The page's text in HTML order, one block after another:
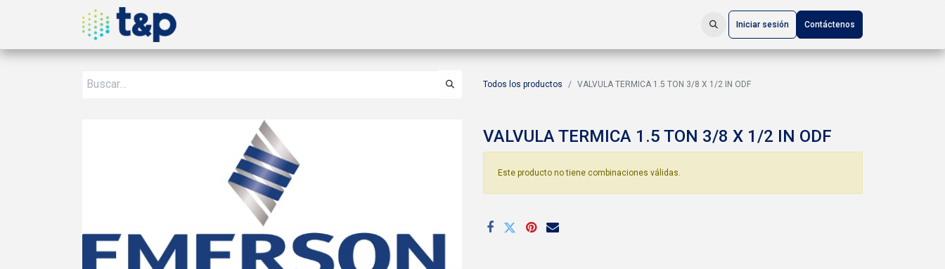
Iniciar sesión Contáctenos
Todos los productos VALVULA TERMICA 1.5 TON 3/8 X 1/2 IN ODF
VALVULA TERMICA 1.5 TON 3/8 X 1/2 IN ODF
Este producto no tiene combinaciones válidas.